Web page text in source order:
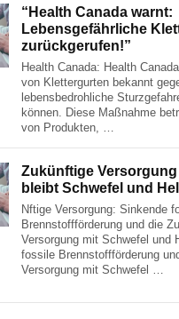
“Health Canada warnt:
Lebensgefährliche
zurückgerufen!”
Health Canada: Health
von Klettergurten bekannt
lebensbedrohliche
können. Diese Maßnahme
von Produkten, …
Zukünftige Versorgung
bleibt Schwefel und
Nftige Versorgung: Sinkende
Brennstoffförderung und die
Versorgung mit Schwefel und
fossile Brennstoffförderung
Versorgung mit Schwefel …